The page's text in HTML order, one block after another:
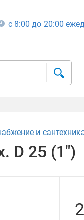
с 8:00 до 20:00
и
D 25 (1")